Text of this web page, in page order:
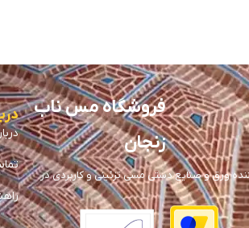
فروشگاه مس ناب
زنجان
ورق و صنایع دستی مسی تزئینی و کاربردی در